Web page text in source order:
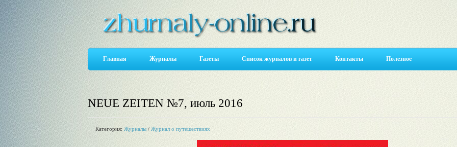
Главная Журналы Газеты Список журналов и газет Контакты Полезное
NEUE ZEITEN №7, июль 2016
Категория: Журналы / Журнал о путешествиях